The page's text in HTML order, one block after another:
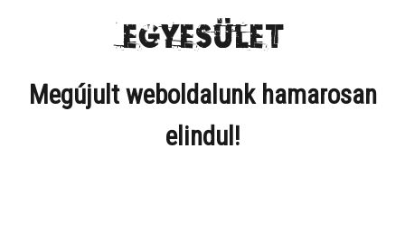
egyesület
Megújult weboldalunk hamarosan
elindul!